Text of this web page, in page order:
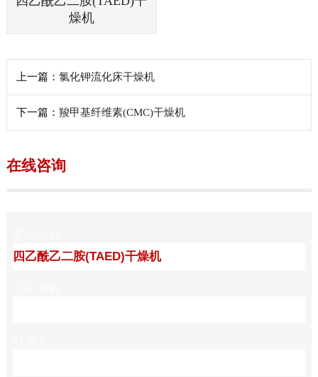
燥机
上一篇： 氯化钾流化床干燥机
下一篇： 羧甲基纤维素(CMC)干燥机
在线咨询